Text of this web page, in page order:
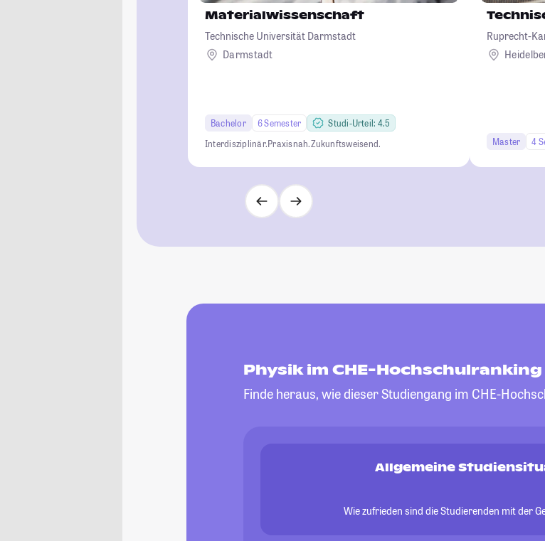
Materialwissenschaft
Technische Universität Darmstadt
Darmstadt
Bachelor 6 Semester
Studi-Urteil: 4.5
Interdisziplinär.Praxisnah.Zukunftsweisend.
Ruprecht-
Master 4
Physik im CHE-Hochschulranking
Finde heraus, wie dieser Studiengang im CHE-
Allgemeine
Wie zufrieden sind die Studierenden mit der